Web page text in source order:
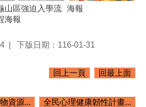
山區強迫入學流
海報
海報
下版日期：116-01-31
回上一頁 回最上面
資源... 全民心理健康韌性計畫...